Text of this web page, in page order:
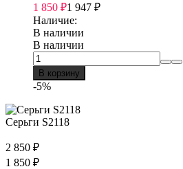
1 850 ₽1 947 ₽
Наличие:
В наличии
В наличии
В корзину
-5%
Серьги S2118
2 850 ₽
1 850 ₽